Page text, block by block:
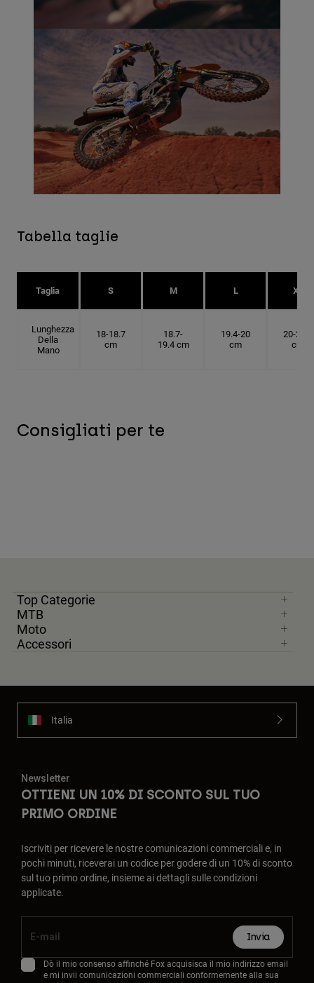
Tabella taglie
Taglia S M L XL
Lunghezza
Della
Mano
18-18.7
cm
18.7-
19.4 cm
19.4-20
cm
20-20.6
cm
Consigliati per te
Top Categorie
MTB
Moto
Accessori
Italia
Newsletter
OTTIENI UN 10% DI SCONTO SUL TUO
PRIMO ORDINE
Iscriviti per ricevere le nostre comunicazioni commerciali e, in
pochi minuti, riceverai un codice per godere di un 10% di sconto
sul tuo primo ordine, insieme ai dettagli sulle condizioni
applicate.
Invia
Dò il mio consenso affinché Fox acquisisca il mio indirizzo email
e mi invii comunicazioni commerciali conformemente alla sua